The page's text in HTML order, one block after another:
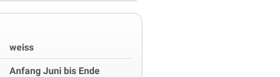
weiss
Anfang Juni bis Ende